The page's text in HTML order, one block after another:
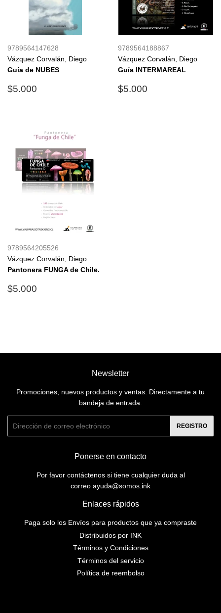
9789564147628
Vázquez Corvalán, Diego
Guía de NUBES
Precio
$5.000
9789564188867
Vázquez Corvalán, Diego
Guía INTERMAREAL
Precio
$5.000
9789564205526
Vázquez Corvalán, Diego
Pantonera FUNGA de Chile.
Precio
$5.000
Newsletter
Promociones, nuevos productos y ventas. Directamente a tu
bandeja de entrada.
REGISTRO
Ponerse en contacto
Por favor contáctenos si tiene cualquier duda al
correo ayuda@somos.ink
Enlaces rápidos
Paga solo los Envíos para productos que ya compraste
Distribuidos por INK
Términos y Condiciones
Términos del servicio
Política de reembolso